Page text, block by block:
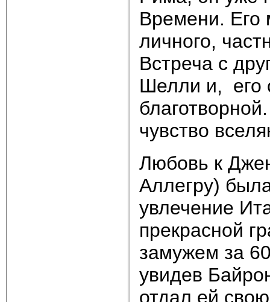
Времени. Его
личного,
Встреча с
Шелли и, его
чувство
Любовь к
Аллегру)
увлечение
прекрасной
замужем за
увидев
отдал ей